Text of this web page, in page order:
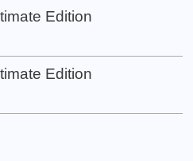
Edition
Edition